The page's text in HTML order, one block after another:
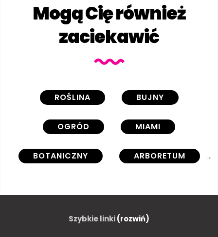
Mogą Cię również
zaciekawić
ROŚLINA BUJNY
OGRÓD MIAMI
BOTANICZNY ARBORETUM
OBFITY TROPIKALNY
Szybkie linki(rozwiń)